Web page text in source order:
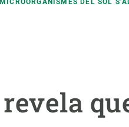
DEL SÒL